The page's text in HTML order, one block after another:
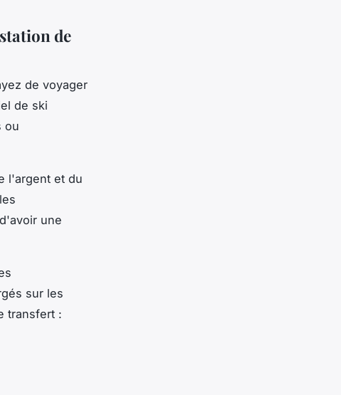
de
de voyager
de ski
ou
l'argent et du
une
sur les
transfert :